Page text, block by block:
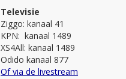
Televisie
Ziggo: kanaal 41
KPN: kanaal 1489
XS4All: kanaal 1489
Odido kanaal 877
Of via de livestream